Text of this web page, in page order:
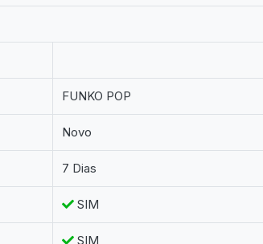
FUNKO POP
Novo
7 Dias
SIM
SIM